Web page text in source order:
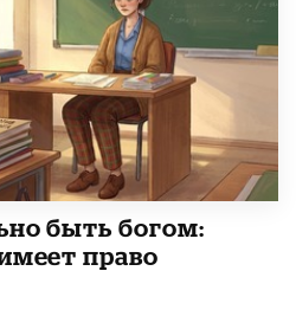
быть богом:
право